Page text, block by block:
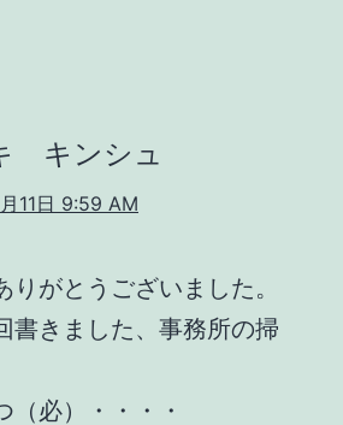
キンシュ
11日 9:59 AM
りがとうございました。
書きました、事務所の掃
（必）・・・・